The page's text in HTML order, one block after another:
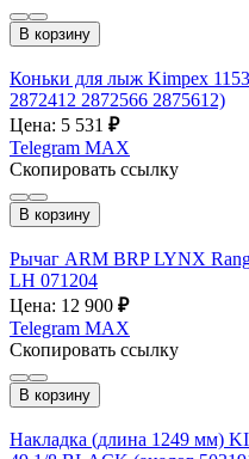
В корзину
Коньки для лыж Kimpex
2872412 2872566 2875612)
Цена: 5 531 ₽
Telegram MAX
Скопировать ссылку
В корзину
Рычаг ARM BRP LYNX
LH 071204
Цена: 12 900 ₽
Telegram MAX
Скопировать ссылку
В корзину
Накладка (длина 1249 мм)